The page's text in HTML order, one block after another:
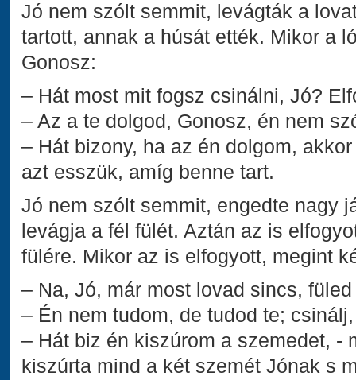
Jó nem szólt semmit, levágták a
tartott, annak a húsát ették. Mikor a
Gonosz:
– Hát most mit fogsz csinálni, Jó?
– Az a te dolgod, Gonosz, én nem
– Hát bizony, ha az én dolgom,
azt esszük, amíg benne tart.
Jó nem szólt semmit, engedte nagy
levágja a fél fülét. Aztán az is
fülére. Mikor az is elfogyott, megint
– Na, Jó, már most lovad sincs,
– Én nem tudom, de tudod te;
– Hát biz én kiszúrom a szemedet, -
kiszúrta mind a két szemét Jónak s